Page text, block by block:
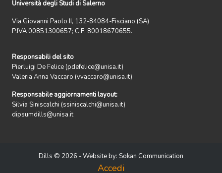
Università degli Studi di Salerno
Via Giovanni Paolo II, 132-84084-Fisciano (SA)
P.IVA 00851300657; C.F. 80018670655.
Responsabili del sito
Pierluigi De Felice (pdefelice@unisa.it)
Valeria Anna Vaccaro (vvaccaro@unisa.it)
Responsabile aggiornamenti layout:
Silvia Siniscalchi (ssiniscalchi@unisa.it)
dipsumdills@unisa.it
Dills © 2026 - Website by: Sokan Communication
Accedi